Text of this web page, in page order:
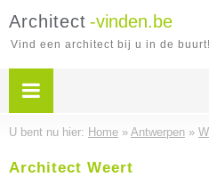
Architect -vinden.be
Vind een architect bij u in de buurt!
U bent nu hier: Home » Antwerpen »
Architect Weert